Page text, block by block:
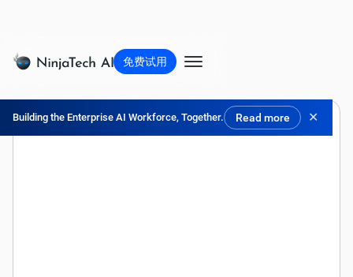
Building the Enterprise AI Workforce, Together. Read more ✕
免费试用